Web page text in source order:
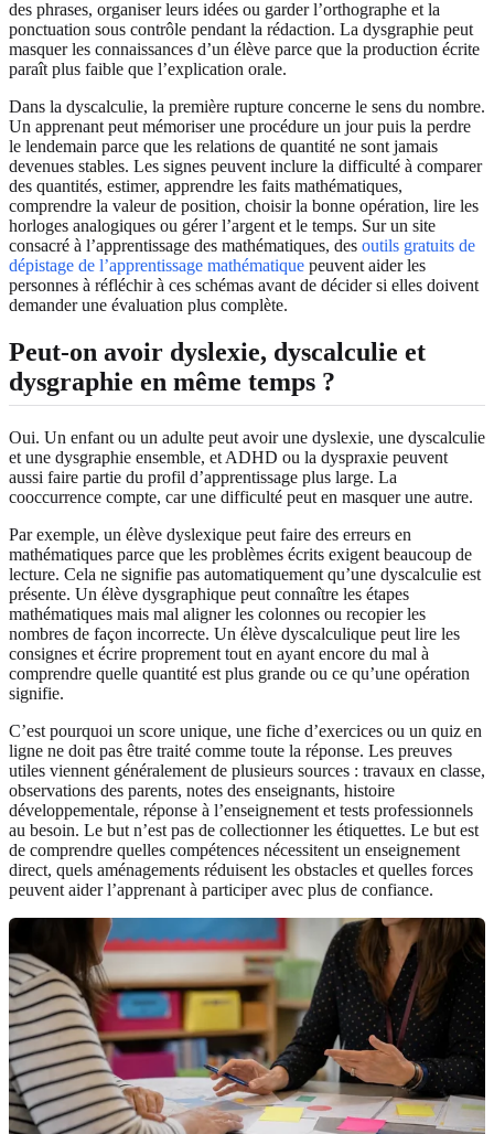
des phrases, organiser leurs idées ou garder l’orthographe et la
ponctuation sous contrôle pendant la rédaction. La dysgraphie peut
masquer les connaissances d’un élève parce que la production écrite
paraît plus faible que l’explication orale.
Dans la dyscalculie, la première rupture concerne le sens du nombre.
Un apprenant peut mémoriser une procédure un jour puis la perdre
le lendemain parce que les relations de quantité ne sont jamais
devenues stables. Les signes peuvent inclure la difficulté à comparer
des quantités, estimer, apprendre les faits mathématiques,
comprendre la valeur de position, choisir la bonne opération, lire les
horloges analogiques ou gérer l’argent et le temps. Sur un site
consacré à l’apprentissage des mathématiques, des outils gratuits de
dépistage de l’apprentissage mathématique peuvent aider les
personnes à réfléchir à ces schémas avant de décider si elles doivent
demander une évaluation plus complète.
Peut-on avoir dyslexie, dyscalculie et
dysgraphie en même temps ?
Oui. Un enfant ou un adulte peut avoir une dyslexie, une dyscalculie
et une dysgraphie ensemble, et ADHD ou la dyspraxie peuvent
aussi faire partie du profil d’apprentissage plus large. La
cooccurrence compte, car une difficulté peut en masquer une autre.
Par exemple, un élève dyslexique peut faire des erreurs en
mathématiques parce que les problèmes écrits exigent beaucoup de
lecture. Cela ne signifie pas automatiquement qu’une dyscalculie est
présente. Un élève dysgraphique peut connaître les étapes
mathématiques mais mal aligner les colonnes ou recopier les
nombres de façon incorrecte. Un élève dyscalculique peut lire les
consignes et écrire proprement tout en ayant encore du mal à
comprendre quelle quantité est plus grande ou ce qu’une opération
signifie.
C’est pourquoi un score unique, une fiche d’exercices ou un quiz en
ligne ne doit pas être traité comme toute la réponse. Les preuves
utiles viennent généralement de plusieurs sources : travaux en classe,
observations des parents, notes des enseignants, histoire
développementale, réponse à l’enseignement et tests professionnels
au besoin. Le but n’est pas de collectionner les étiquettes. Le but est
de comprendre quelles compétences nécessitent un enseignement
direct, quels aménagements réduisent les obstacles et quelles forces
peuvent aider l’apprenant à participer avec plus de confiance.